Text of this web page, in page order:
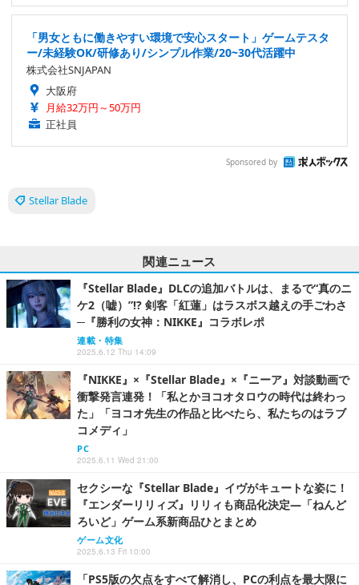
「男女ともに働きやすい環境で安心スタート」ゲームテスタ
ー/未経験OK/研修あり/シンプル作業/20~30代活躍中
株式会社SNJAPAN
大阪府
月給32万円～50万円
正社員
Sponsored by
Stellar Blade
関連ニュース
『Stellar Blade』DLCの追加バトルは、まるで“真のニ
ケ2（嘘）”!? 剣客「紅蓮」はラスボス越えの手ごわさ
─『勝利の女神：NIKKE』コラボレポ
連載・特集
2025.6.12 Thu 14:09
『NIKKE』×『Stellar Blade』×『ニーア』対談動画で
衝撃発言連発！「私とかヨコオタロウの時代は終わっ
た」「ヨコオ先生の作品と比べたら、私たちのはラブ
コメディ」
PC
2025.6.11 Wed 21:00
セクシーな『Stellar Blade』イヴがキュートな姿に！
『エンダーリリィズ』リリィも商品化決定―「ねんど
ろいど」ゲーム系新商品ひとまとめ
ゲーム文化
2025.6.13 Fri 10:00
「PS5版の欠点をすべて解消し、PCの利点を最大限に